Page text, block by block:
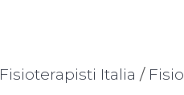
Fisioterapisti Italia /